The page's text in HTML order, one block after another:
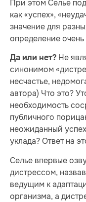
При этом Селье
как «успех»,
значение для
определение очень
Да или нет? Не
синонимом
несчастье,
автора) Что это?
необходимость
публичного
неожиданный
уклада? Ответ на
Селье впервые
дистрессом,
ведущим к
организма, а